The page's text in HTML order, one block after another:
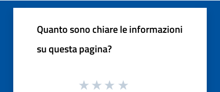
Quanto sono chiare le informazioni
su questa pagina?